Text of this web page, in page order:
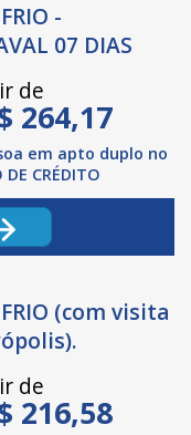
-
07 DIAS
de
264,17
em apto duplo no
DE CRÉDITO
(com visita
de
216,58